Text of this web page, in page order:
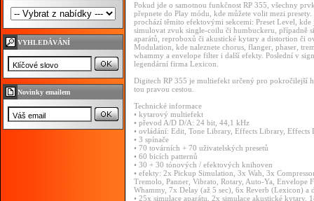
VYHLEDÁVÁNÍ
Novinky emailem
Pokud jde o samotnou funkčnost RP 355, všechny
přepnete do Play módu, kde můžete volit mezi
prochází těmito efektovými sekcemi: Preset Level,
simulovat zvuk single-coilu či humbuckeru, případně
aparátů, reproboxů či akustické kytary a distortion či
Modulation, kde naleznete chorus, flanger, phaser,
whammy a envelope filter i další efekty. Poslední v
legendární firma Lexicon.
Digitech RP 355 je multiefekt určený pro pokročilejší
tou pravou cestou.
Technické informace
• kytarový multiefekt
• převod A/D D/A: 24 bit, 44,1 kHz
• ovládání: Edit, Tone Library, Effects Library,
• 3 spínače
• 70 továrních + 70 uživatelských presetů
• 60 bicích patternů
• 30 + 30 tónových / efektových knihoven
• efekty: 2x Pickup Simulation, 3x Wah, 3x
Tremolo, Panner, Vibrato, Rotary, Auto-Ya, Envelope
Whammy, 7x Delay (až 5 sec), 6x Reverb (Lexicon) a
• 25x simulace aparátu, 2x simulace akustické